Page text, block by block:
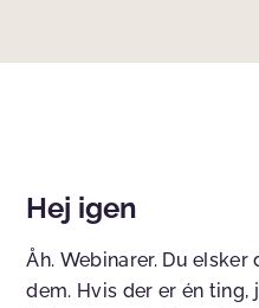
Hej igen
Åh. Webinarer. Du
dem. Hvis der er én